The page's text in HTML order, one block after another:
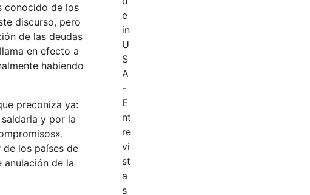
conocido de los
discurso, pero
de las deudas
en efecto a
habiendo
preconiza ya:
y por la
los países de
anulación de la